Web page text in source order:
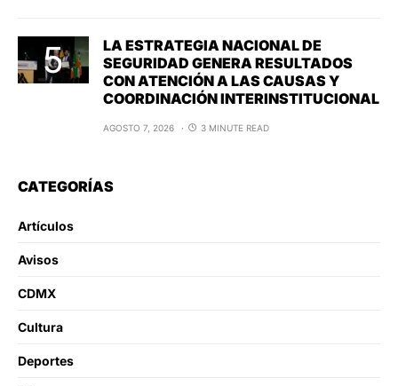
LA ESTRATEGIA NACIONAL DE
SEGURIDAD GENERA RESULTADOS
CON ATENCIÓN A LAS CAUSAS Y
COORDINACIÓN INTERINSTITUCIONAL
AGOSTO 7, 2026 3 MINUTE READ
CATEGORÍAS
Artículos
Avisos
CDMX
Cultura
Deportes